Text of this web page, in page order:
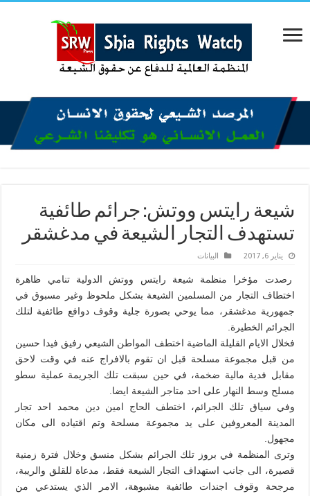
شيعة رايتس ووتش: جرائم طائفية
تستهدف التجار الشيعة في مدغشقر
يناير 6, 2017 البیانات
رصدت مؤخرا منظمة شيعة رايتس ووتش الدولية تنامي ظاهرة
اختطاف التجار من المسلمين الشيعة بشكل ملحوظ وغير مسبوق في
جمهورية مدغشقر، مما يوحي بصورة جلية وقوف دوافع طائفية لتلك
الجرائم الخطيرة.
فخلال الايام القليلة الماضية اختطف المواطن الشيعي رفيق فيدا حسين
من قبل مجموعة مسلحة قبل ان تقوم بالافراج عنه في وقت لاحق
مقابل فدية مالية ضخمة، في حين سبقت تلك الجريمة عملية سطو
مسلح وسط النهار على احد متاجر الشيعة ايضا.
وفي سياق تلك الجرائم، اختطف الحاج امين دين محمد احد تجار
المدينة المعروفين على يد مجموعة مسلحة وتم اقتياده الى مكان
مجهول.
وترى المنظمة في بروز تلك الجرائم بشكل منسق وخلال فترة زمنية
قصيرة، الى جانب استهداف التجار الشيعة فقط، مدعاة للقلق والريبة،
مرجحة وقوف اجندات طائفية مشبوهة، الامر الذي يستدعي من